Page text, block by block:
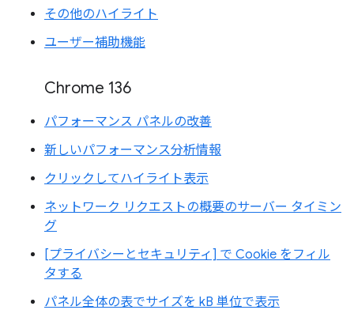
その他のハイライト
ユーザー補助機能
Chrome 136
パフォーマンス パネルの改善
新しいパフォーマンス分析情報
クリックしてハイライト表示
ネットワーク リクエストの概要のサーバー タイミン
グ
[プライバシーとセキュリティ] で Cookie をフィル
タする
パネル全体の表でサイズを kB 単位で表示